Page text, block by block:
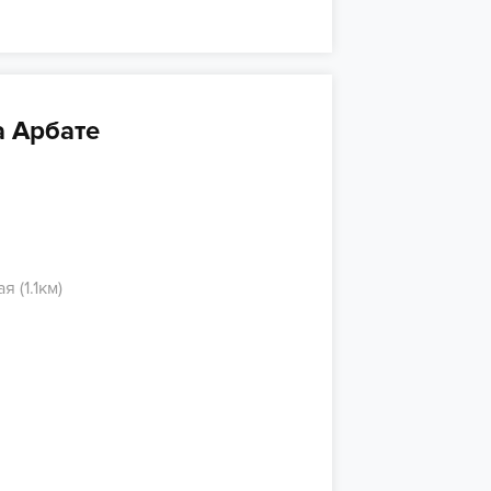
Арбате
(1.1км)